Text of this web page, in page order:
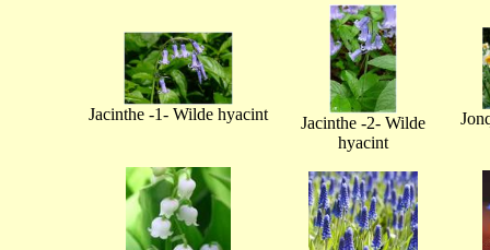
Jacinthe -1- Wilde hyacint
Jacinthe -2- Wilde
hyacint